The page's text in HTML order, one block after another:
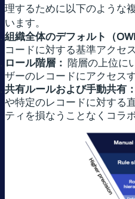
理するために以下のような
います。
組織全体のデフォルト（
コードに対する基準アクセ
ロール階層：
階層の上位に
ザーのレコードにアクセス
共有ルールおよび手動共有：
や特定のレコードに対する
ティを損なうことなくコラ